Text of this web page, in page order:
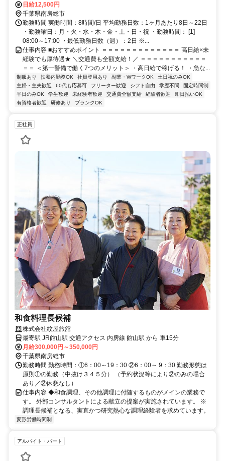
内房線/ＪＲ総武本線 那古船形徒歩約27分、ＪＲ内房線/ＪＲ総武本線
館山出入口2徒歩約77分 直行直帰OK＊交通費全額支給＊
日給12,500円
千葉県南房総市
勤務時間 実働時間：8時間/日 平均勤務日数：1ヶ月あたり8日～22日
・勤務曜日：月・火・水・木・金・土・日・祝 ・勤務時間： [1]
08:00～17:00 ・最低勤務日数（週）：2日 ※...
仕事内容 ■おすすめポイント ＝＝＝＝＝＝＝＝＝＝＝＝＝ 高日給×未
経験でも厚待遇★ ＼交通費も全額支給！／ ＝＝＝＝＝＝＝＝＝＝＝
＝＝ ＜第一警備で働く7つのメリット＞ ・高日給で稼げる！ ・急な...
制服あり 扶養内勤務OK 社員登用あり 副業・WワークOK
土日祝のみOK
主婦・主夫歓迎
60代も応募可 フリーター歓迎 シフト自由 学歴不問
固定時間制
平日のみOK
学生歓迎 未経験者歓迎 交通費全額支給 経験者歓迎
即日払いOK
有資格者歓迎
研修あり ブランクOK
正社員
和食料理長候補
株式会社紋屋旅舘
最寄駅 JR館山駅 交通アクセス 内房線 館山駅 から 車15分
月給300,000円～350,000円
千葉県南房総市
勤務時間 勤務時間：①6：00～19：30 ②6：00～ 9：30 勤務形態は
原則①の勤務（中抜け３４５分） （予約状況等により②のみの場合
あり／②休憩なし）
仕事内容 ◆和食調理、その他調理に付随するものがメインの業務で
す。 外部コンサルタントによる献立の提案が実施されています。 ※
調理長候補となる、実直かつ研究熱心な調理経験者を求めています。
変形労働時間制
アルバイト・パート